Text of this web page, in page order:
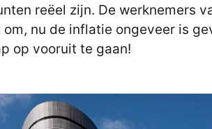
reëel zijn. De werknemers
nu de inflatie ongeveer is
op vooruit te gaan!